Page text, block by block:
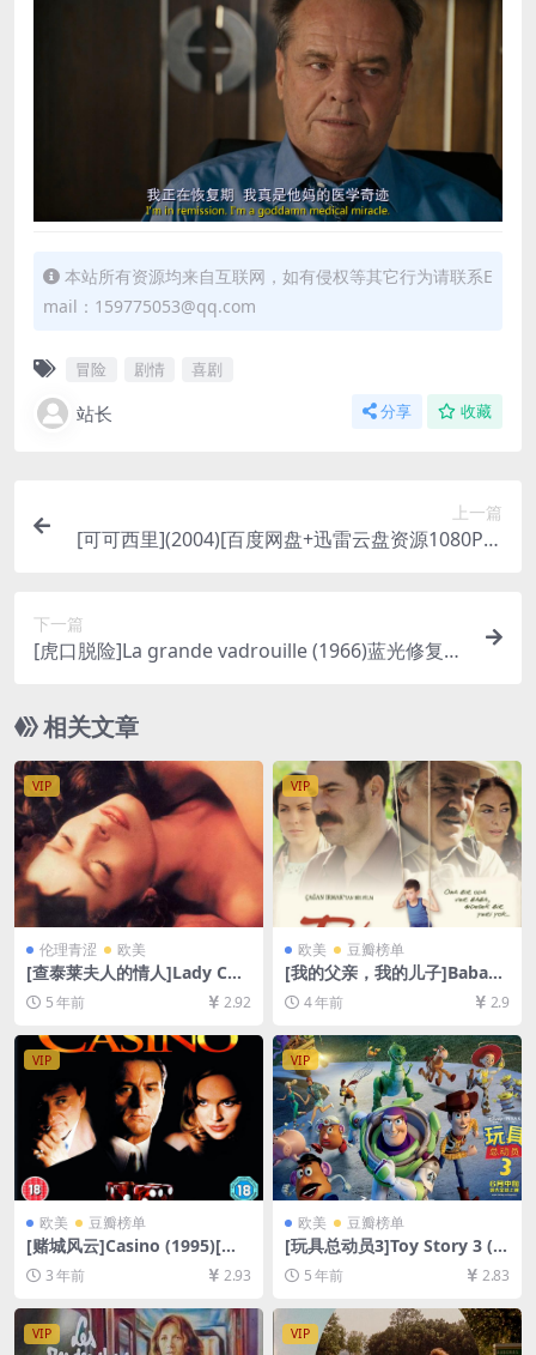
本站所有资源均来自互联网，如有侵权等其它行为请联系E
mail：159775053@qq.com
冒险 剧情 喜剧
站长 分享 收藏
上一篇
[可可西里](2004)[百度网盘+迅雷云盘资源1080P超
下一篇
[虎口脱险]La grande vadrouille (1966)蓝光修复版
7.9GB][中英字幕]
相关文章
VIP
伦理青涩 欧美
[查泰莱夫人的情人]Lady Cha
tterley’s Lover (1981)[百度
网盘+迅雷云盘资源1080P超
字幕]
5 年前 2.92
VIP
欧美 豆瓣榜单
[我的父亲，我的儿子]Babam
ve Oğlum (2005)[百度网盘
+迅雷云盘资源1080P超清未
4 年前 2.9
VIP
欧美 豆瓣榜单
[赌城风云]Casino (1995)[百
度网盘+夸克网盘1080P超清
未删减资源][网盘在线播放/下
载][MP4/11GB][中英字幕]
3 年前 2.93
VIP
欧美 豆瓣榜单
[玩具总动员3]Toy Story 3 (2
010)[百度网盘+迅雷云盘资源
1080P超清未删减][MP4/6.7G
B][中英字幕]
5 年前 2.83
VIP VIP